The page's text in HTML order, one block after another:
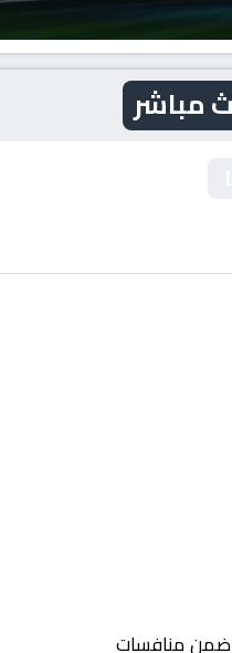
ضمن منافسات